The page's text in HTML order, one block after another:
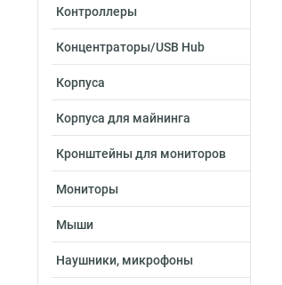
Контроллеры
Концентраторы/USB Hub
Корпуса
Корпуса для майнинга
Кронштейны для мониторов
Мониторы
Мыши
Наушники, микрофоны